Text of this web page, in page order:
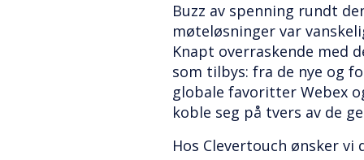
Buzz av spenning rundt
møteløsninger var
Knapt overraskende med
som tilbys: fra de nye og
globale favoritter Webex
koble seg på tvers av de
Hos Clevertouch ønsker